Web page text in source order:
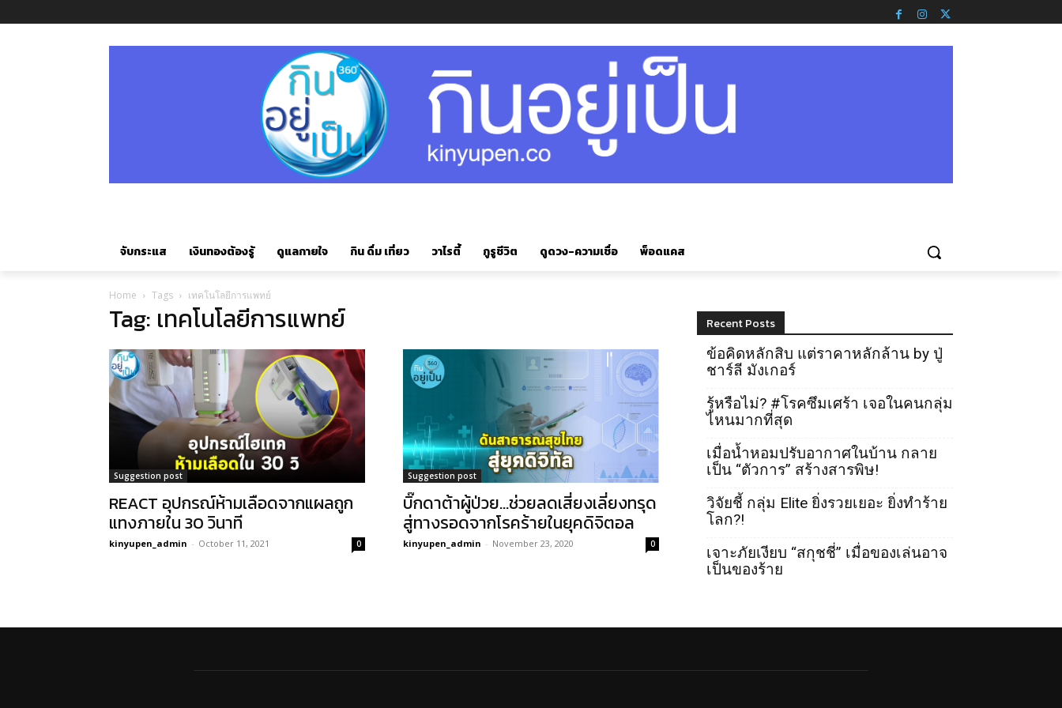
จับกระแส เงินทองต้องรู้ ดูแลกายใจ กิน ดื่ม เที่ยว วาไรตี้ กูรูชีวิต ดูดวง-ความเชื่อ พ็อดแคส
Home Tags เทคโนโลยีการแพทย์
Tag: เทคโนโลยีการแพทย์
Suggestion post
REACT อุปกรณ์ห้ามเลือดจากแผลถูก
แทงภายใน 30 วินาที
kinyupen_admin - October 11, 2021 0
Suggestion post
บิ๊กดาต้าผู้ป่วย…ช่วยลดเสี่ยงเลี่ยงทรุด
สู่ทางรอดจากโรคร้ายในยุคดิจิตอล
kinyupen_admin - November 23, 2020 0
Recent Posts
ข้อคิดหลักสิบ แต่ราคาหลักล้าน by ปู่
ชาร์ลี มังเกอร์
รู้หรือไม่? #โรคซึมเศร้า เจอในคนกลุ่ม
ไหนมากที่สุด
เมื่อน้ำหอมปรับอากาศในบ้าน กลาย
เป็น “ตัวการ” สร้างสารพิษ!
วิจัยชี้ กลุ่ม Elite ยิ่งรวยเยอะ ยิ่งทำร้าย
โลก?!
เจาะภัยเงียบ “สกุชชี่” เมื่อของเล่นอาจ
เป็นของร้าย